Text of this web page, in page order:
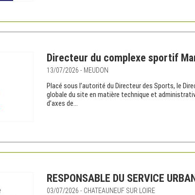
Directeur du complexe sportif
13/07/2026 - MEUDON
Placé sous l’autorité du Directeur des Sports, le
globale du site en matière technique et
d’axes de...
RESPONSABLE DU SERVICE
03/07/2026 - CHATEAUNEUF SUR LOIRE